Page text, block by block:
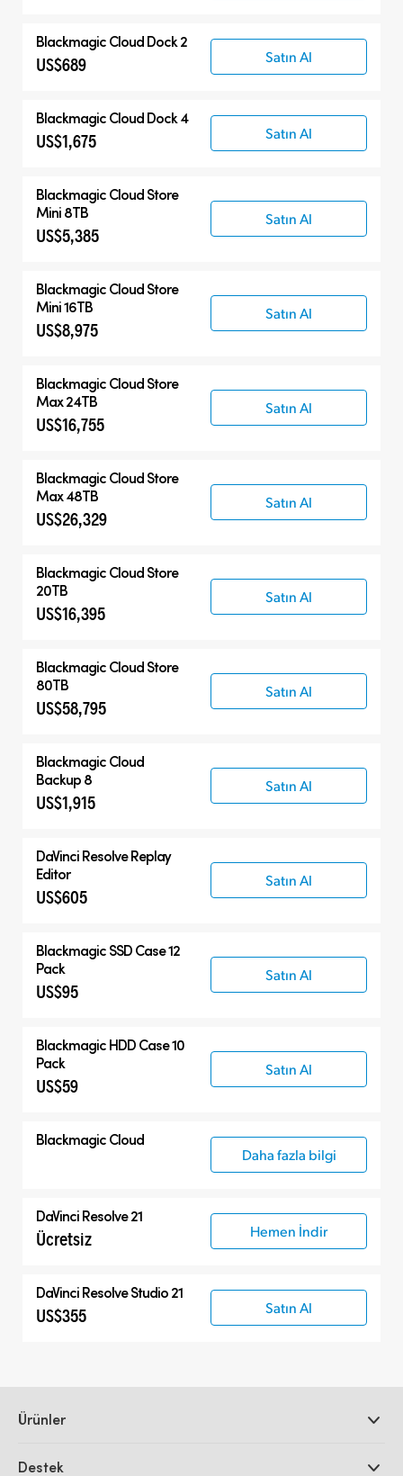
Blackmagic Cloud Dock 2
US$689 Satın Al
Blackmagic Cloud Dock 4
US$1,675 Satın Al
Blackmagic Cloud Store
Mini 8TB
US$5,385
Satın Al
Blackmagic Cloud Store
Mini 16TB
US$8,975
Satın Al
Blackmagic Cloud Store
Max 24TB
US$16,755
Satın Al
Blackmagic Cloud Store
Max 48TB
US$26,329
Satın Al
Blackmagic Cloud Store
20TB
US$16,395
Satın Al
Blackmagic Cloud Store
80TB
US$58,795
Satın Al
Blackmagic Cloud
Backup 8
US$1,915
Satın Al
DaVinci ResolveReplay
Editor
US$605
Satın Al
Blackmagic SSD Case 12
Pack
US$95
Satın Al
Blackmagic HDD Case 10
Pack
US$59
Satın Al
Blackmagic Cloud
Daha fazla bilgi
DaVinci Resolve 21
Ücretsiz Hemen İndir
DaVinci Resolve Studio 21
US$355 Satın Al
Ürünler
Destek